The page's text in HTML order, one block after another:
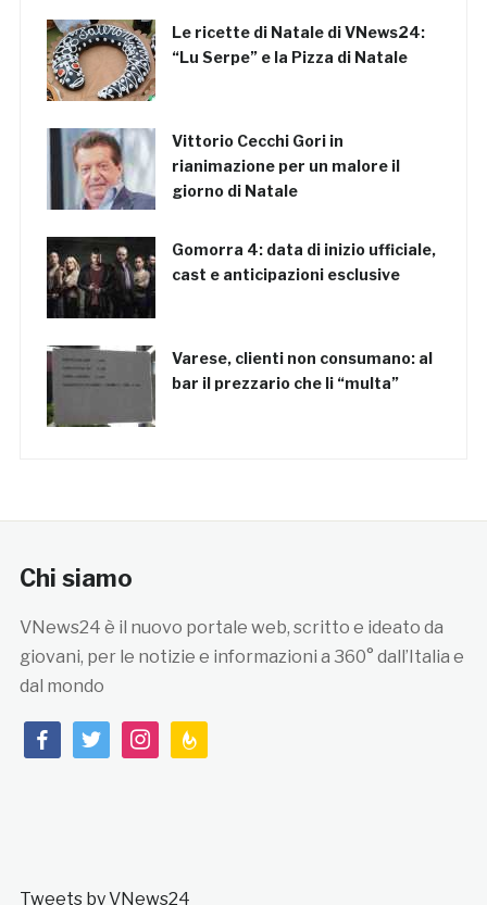
Le ricette di Natale di VNews24:
“Lu Serpe” e la Pizza di Natale
Vittorio Cecchi Gori in
rianimazione per un malore il
giorno di Natale
Gomorra 4: data di inizio ufficiale,
cast e anticipazioni esclusive
Varese, clienti non consumano: al
bar il prezzario che li “multa”
Chi siamo
VNews24 è il nuovo portale web, scritto e ideato da
giovani, per le notizie e informazioni a 360° dall’Italia e
dal mondo
facebooktwitterinstagramfeedburner
Tweets by VNews24